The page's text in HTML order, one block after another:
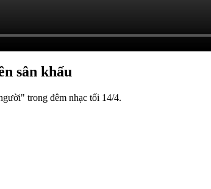
sân khấu
trong đêm nhạc tối 14/4.